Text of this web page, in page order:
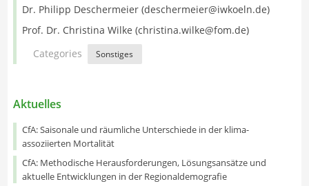
Dr. Philipp Deschermeier (deschermeier@iwkoeln.de)
Prof. Dr. Christina Wilke (christina.wilke@fom.de)
Categories
Sonstiges
Aktuelles
CfA: Saisonale und räumliche Unterschiede in der klima-
assoziierten Mortalität
CfA: Methodische Herausforderungen, Lösungsansätze und
aktuelle Entwicklungen in der Regionaldemografie